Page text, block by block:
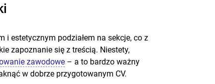
i estetycznym podziałem na sekcje, co z
zapoznanie się z treścią. Niestety,
zawodowe – a to bardzo ważny
w dobrze przygotowanym CV.